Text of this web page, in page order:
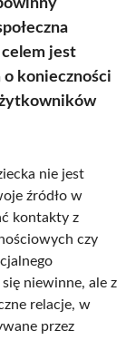
celem jest
konieczności
nie jest
źródło w
kontakty z
czy
niewinne, ale z
relacje, w
przez